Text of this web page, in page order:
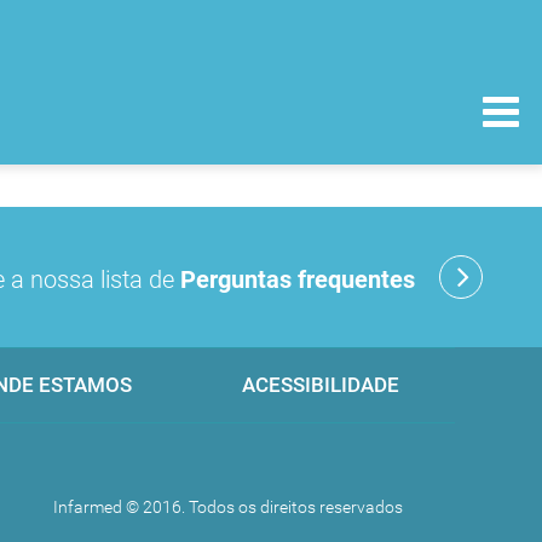
a nossa lista de Perguntas frequentes
ESTAMOS ACESSIBILIDADE
Infarmed © 2016. Todos os direitos reservados